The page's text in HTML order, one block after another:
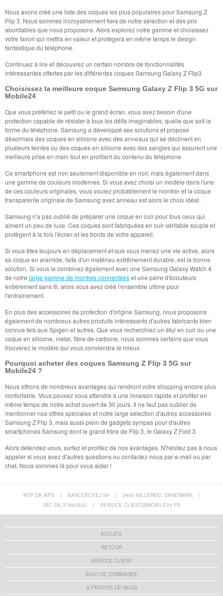
Nous avons créé une liste des coques les plus populaires pour Samsung Z
Flip 3. Nous sommes incroyablement fiers de notre sélection et des prix
abordables que nous proposons. Alors explorez notre gamme et choisissez
votre favori qui mettra en valeur et protégera en même temps le design
fantastique du téléphone.
Continuez à lire et découvrez un certain nombre de fonctionnalités
intéressantes offertes par les différentes coques Samsung Galaxy Z Flip3.
Choisissez la meilleure coque Samsung Galaxy Z Flip 3 5G sur
Mobile24
Que vous préfériez le petit ou le grand écran, vous avez besoin d'une
protection capable de résister à tous les défis imaginables, quelle que soit la
forme du téléphone. Samsung a développé ses solutions et propose
désormais des coques en silicone avec des anneaux qui se déclinent en
plusieurs teintes ou des coques en silicone avec des sangles qui assurent une
meilleure prise en main tout en profitant du contenu du téléphone.
Ce smartphone est non seulement disponible en noir, mais également dans
une gamme de couleurs modernes. Si vous avez choisi un modèle dans l'une
de ces couleurs originales, vous voulez probablement le montrer et la coque
transparente originale de Samsung avec anneau est alors le choix idéal.
Samsung n'a pas oublié de préparer une coque en cuir pour tous ceux qui
aiment un peu de luxe. Ces coques sont fabriquées en cuir véritable souple et
protègent à la fois l'écran et les bords de votre appareil.
Si vous êtes toujours en déplacement et que vous menez une vie active, alors
sa coque en aramide, faite d'un matériau extrêmement durable, est la bonne
solution. Si vous la combinez également avec une Samsung Galaxy Watch 4
de notre large gamme de montres connectéeset une paire d'écouteurs
entièrement sans fil, alors vous avez créé l'ensemble ultime pour
l'entraînement.
En plus des accessoires de protection d'origine Samsung, nous proposons
également de nombreux autres produits intéressants d'autres fabricants bien
connus tels que Spigen et autres. Que vous recherchiez un étui en cuir ou une
coque en silicone, métal, fibre de carbone, nous sommes certains que vous
trouverez le modèle qui vous conviendra le mieux.
Pourquoi acheter des coques Samsung Z Flip 3 5G sur
Mobile24 ?
Nous offrons de nombreux avantages qui rendront votre shopping encore plus
confortable. Vous pouvez vous attendre à une livraison rapide et profiter en
même temps de notre achat ouvert de 30 jours. Il ne faut pas oublier de
mentionner nos offres spéciales et notre large sélection d'autres accessoires
Samsung Z Flip 3, mais aussi plein de gadgets sympas pour d'autres
smartphones Samsung dont le grand frère de Flip 3, le Galaxy Z Fold 3.
Alors détendez-vous, surfez et profitez de nos avantages. N'hésitez pas à nous
appeler si vous avez d'autres questions ou contactez-nous par e-mail ou par
chat. Nous sommes là pour vous aider !
MTP DK APS | KARLEBOVEJ 59 | 3400 HILLERØD, DANEMARK
|
VAT: DK 37860220
| SERVICE.CLIENT@MOBILE24.FR
ACCUEIL
RETOUR
SERVICE CLIENT
SUIVI DE COMMANDE
A PROPOS DE NOUS